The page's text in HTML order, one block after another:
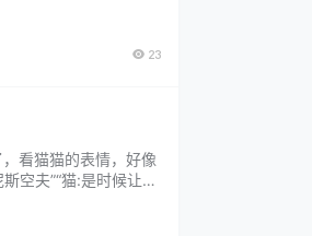
23
看猫猫的表情，好像
空夫”“猫:是时候让你